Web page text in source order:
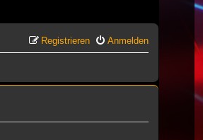
Anmelden
Registrieren